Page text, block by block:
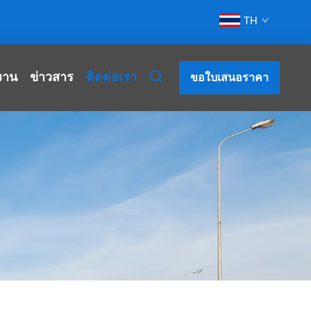
TH
าน ข่าวสาร ติดต่อเรา ขอใบเสนอราคา